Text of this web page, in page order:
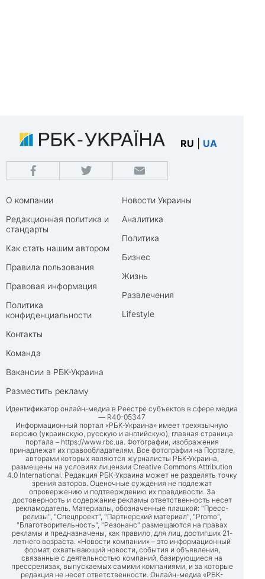
RU UA
О компании
Редакционная политика и
стандарты
Как стать нашим автором
Правила пользования
Правовая информация
Политика
конфиденциальности
Контакты
Команда
Вакансии в РБК-Украина
Разместить рекламу
Новости Украины
Аналитика
Политика
Бизнес
Жизнь
Развлечения
Lifestyle
Идентификатор онлайн-медиа в Реестре субъектов в сфере медиа
— R40-05347
Информационный портал «РБК-Украина» имеет трехязычную
версию (украинскую, русскую и английскую), главная страница
портала – https://www.rbc.ua . Фотографии, изображения
принадлежат их правообладателям. Все фотографии на Портале,
авторами которых являются журналисты РБК-Украина,
размещены на условиях лицензии Creative Commons Attribution
4.0 International. Редакция РБК-Украина может не разделять точку
зрения авторов. Оценочные суждения не подлежат
опровержению и подтверждению их правдивости. За
достоверность и содержание рекламы ответственность несет
рекламодатель. Материалы, обозначенные плашкой: "Пресс-
релизы", "Спецпроект", "Партнерский материал", "Promo",
"Благотворительность", "Резонанс" размещаются на правах
рекламы и предназначены, как правило, для лиц, достигших 21-
летнего возраста. «Новости компании» – это информационный
формат, охватывающий новости, события и объявления,
связанные с деятельностью компаний, базирующиеся на
прессрелизах, выпускаемых самими компаниями, и за которые
редакция не несет ответственности. Онлайн-медиа «РБК-